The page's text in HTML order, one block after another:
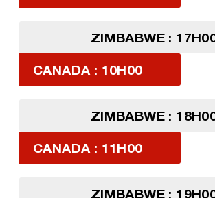
ZIMBABWE :
CANADA : 10H00
ZIMBABWE :
CANADA : 11H00
ZIMBABWE :